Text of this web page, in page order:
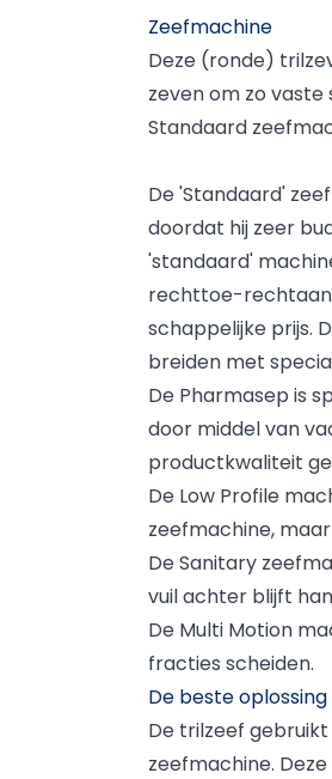
Zeefmachine
Deze (ronde)
zeven om zo
Standaard
De 'Standaard'
doordat hij zeer
'standaard'
rechttoe-
schappelijke prijs.
breiden met
De Pharmasep is
door middel van
productkwaliteit
De Low Profile
zeefmachine,
De Sanitary
vuil achter blijft
De Multi Motion
fracties scheiden.
De beste
De trilzeef
zeefmachine.